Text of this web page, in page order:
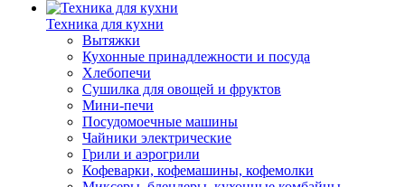
Техника для кухни
Вытяжки
Кухонные принадлежности и посуда
Хлебопечи
Сушилка для овощей и фруктов
Мини-печи
Посудомоечные машины
Чайники электрические
Грили и аэрогрили
Кофеварки, кофемашины, кофемолки